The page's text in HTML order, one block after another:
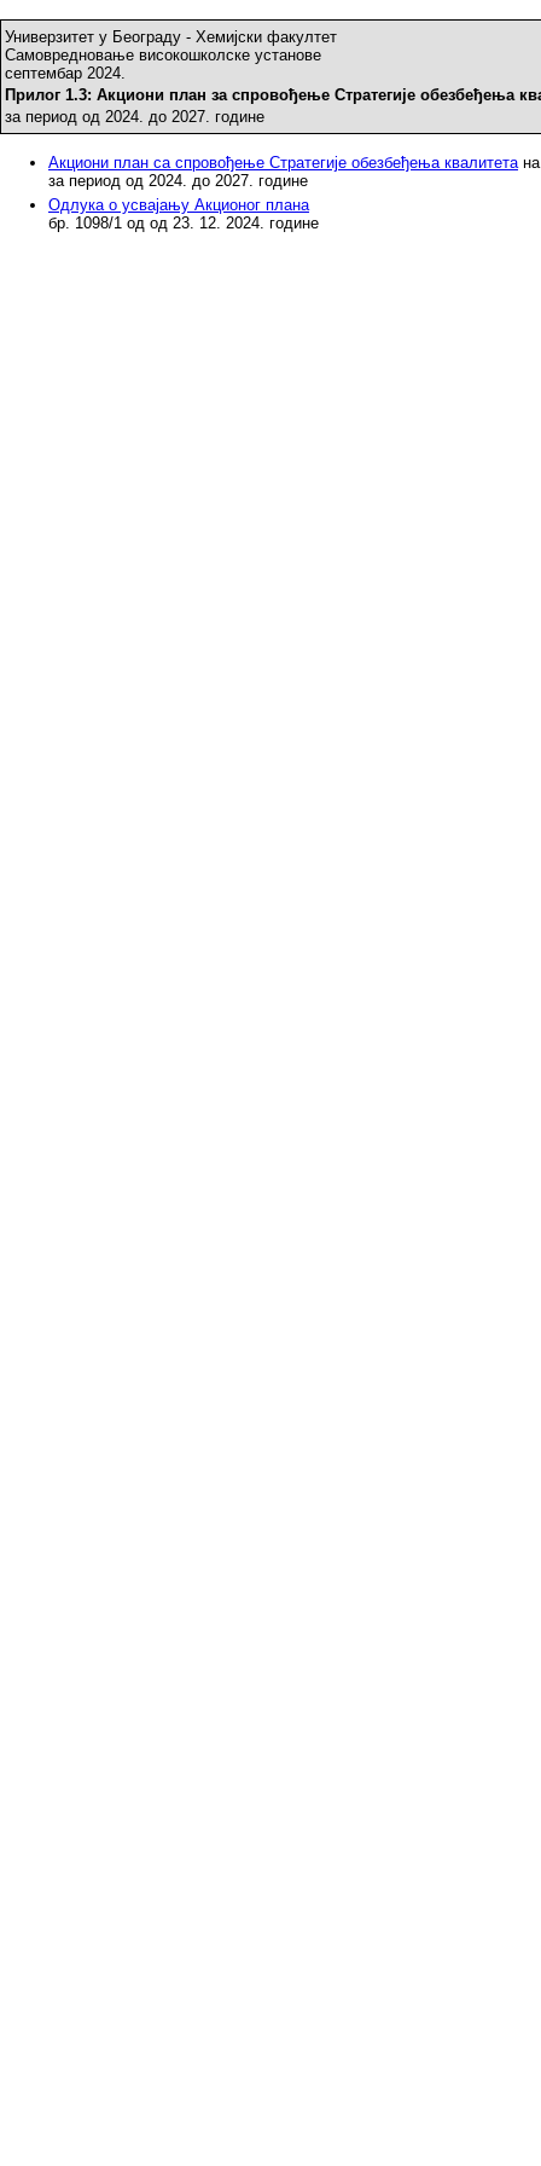
Универзитет у Београду - Хемијски факултет
Самовредновање високошколске установе
септембар 2024.
Прилог 1.3: Акциони план за спровођење Стратегије обезбеђења
за период од 2024. до 2027. године
Акциони план са спровођење Стратегије обезбеђења квалитетана
за период од 2024. до 2027. године
Одлука о усвајању Акционог плана
бр. 1098/1 од од 23. 12. 2024. године